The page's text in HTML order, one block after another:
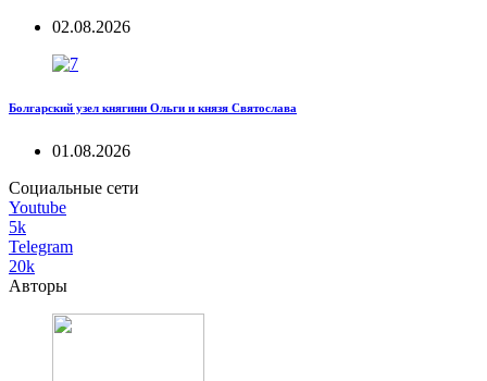
02.08.2026
Болгарский узел княгини Ольги и князя Святослава
01.08.2026
Социальные сети
Youtube
5k
Telegram
20k
Авторы